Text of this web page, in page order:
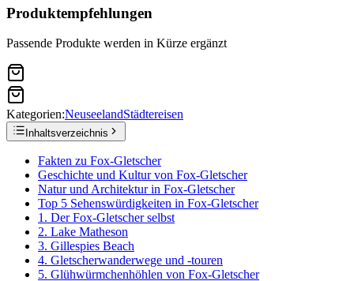
Produktempfehlungen
Passende Produkte werden in Kürze ergänzt
Kategorien:NeuseelandStädtereisen
Inhaltsverzeichnis
Fakten zu Fox-Gletscher
Geschichte und Kultur von Fox-Gletscher
Natur und Architektur in Fox-Gletscher
Top 5 Sehenswürdigkeiten in Fox-Gletscher
1. Der Fox-Gletscher selbst
2. Lake Matheson
3. Gillespies Beach
4. Gletscherwanderwege und -touren
5. Glühwürmchenhöhlen von Fox-Gletscher